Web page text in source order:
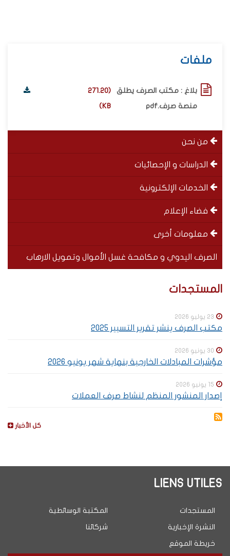
menu
left
من نحن
الدراسات و الإحصائيات
الخدمات الإلكترونية
فضاء الإعلام
معلومات أخرى
الصرف اليدوي و مكافحة غسل الأموال وتمويل الارهاب
SOUS-
Special
المستجدات
23 يوليو 2026
مكتب الصرف ينشر تقرير التسيير 2025
30 يونيو 2026
مؤشرات المبادلات الخارجية بنهاية شهر يونيو 2026
15 يونيو 2026
إصدار المنشور المنظم لنشاط صرف العملات
كل الأخبار
ملفات
بلاغ : مكتب الصرف يطلق
منصة صرف.pdf
(271.20
KB)
LIENS UTILES
المستجدات
النشرة الإخبارية
خريطة الموقع
المكتبة الوسائطية
شركائنا